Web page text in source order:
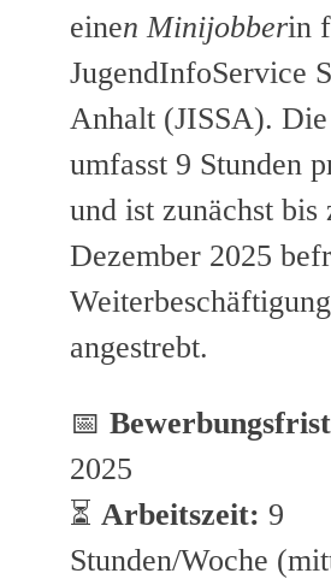
einen Minijobberin
JugendInfoService
Anhalt (JISSA).
umfasst 9 Stunden
und ist zunächst bis
Dezember 2025
angestrebt.
📅
2025
⏳ Arbeitszeit: 9
Stunden/Woche